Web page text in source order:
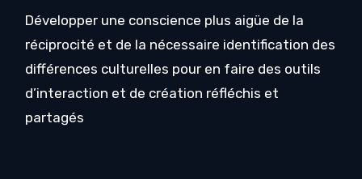
Développer une conscience plus aigüe de la
réciprocité et de la nécessaire identification des
différences culturelles pour en faire des outils
d’interaction et de création réfléchis et
partagés